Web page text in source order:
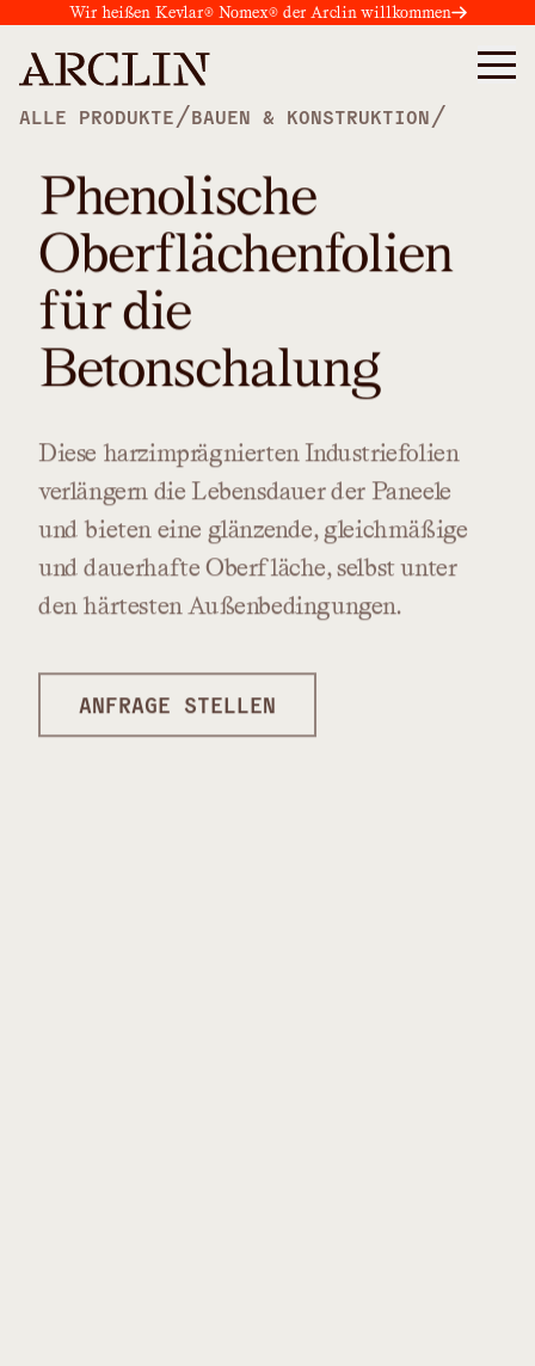
Wir heißen Kevlar® Nomex® der Arclin willkommen
ALLE PRODUKTE /BAUEN & KONSTRUKTION /
Phenolische
Oberflächenfolien
für die
Betonschalung
Diese harzimprägnierten Industriefolien
verlängern die Lebensdauerder Paneele
und bieten eine glänzende, gleichmäßige
und dauerhafte Oberfläche,selbstunter
den härtesten Außenbedingungen.
ANFRAGE STELLEN